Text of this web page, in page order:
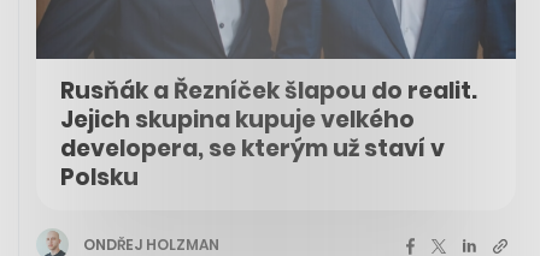
Rusňák a Řezníček šlapou do realit.
Jejich skupina kupuje velkého
developera, se kterým už staví v
Polsku
ONDŘEJ HOLZMAN